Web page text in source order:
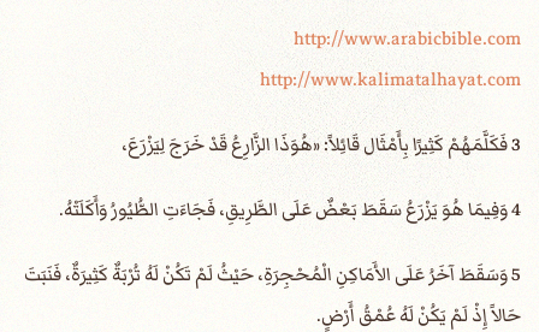
http://www.arabicbible.com
http://www.kalimatalhayat.com
3 فَكَلَّمَهُمْ كَثِيرًا بِأَمْثَال قَائِلاً: «هُوَذَا الزَّارِعُ قَدْ خَرَجَ لِيَزْرَعَ،
4 وَفِيمَا هُوَ يَزْرَعُ سَقَطَ بَعْضٌ عَلَى الطَّرِيقِ، فَجَاءَتِ الطُّيُورُ وَأَكَلَتْهُ.
5 وَسَقَطَ آخَرُ عَلَى الأَمَاكِنِ الْمُحْجِرَةِ، حَيْثُ لَمْ تَكُنْ لَهُ تُرْبَةٌ كَثِيرَةٌ، فَنَبَتَ
حَالاً إِذْ لَمْ يَكُنْ لَهُ عُمْقُ أَرْضٍ.